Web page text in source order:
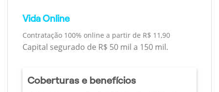
Vida Online
Contratação 100% online a partir de R$ 11,90
Capital segurado de R$ 50 mil a 150 mil.
Coberturas e benefícios